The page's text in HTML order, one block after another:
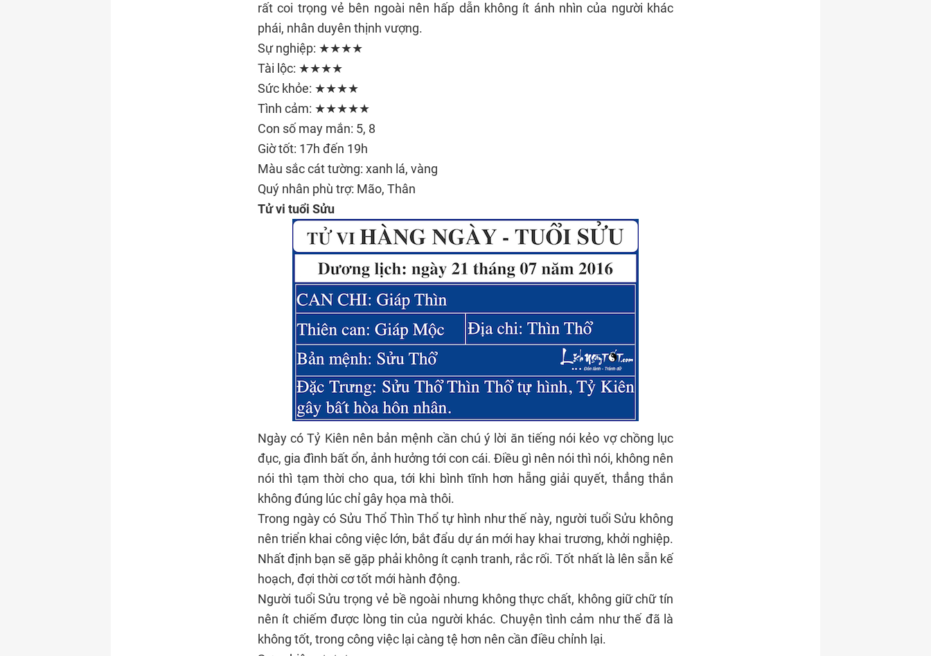
rất coi trọng vẻ bên ngoài nên hấp dẫn không ít ánh nhìn của người khác
phái, nhân duyên thịnh vượng.
Sự nghiệp: ★★★★
Tài lộc: ★★★★
Sức khỏe: ★★★★
Tình cảm: ★★★★★
Con số may mắn: 5, 8
Giờ tốt: 17h đến 19h
Màu sắc cát tường: xanh lá, vàng
Quý nhân phù trợ: Mão, Thân
Tử vi tuổi Sửu
Ngày có Tỷ Kiên nên bản mệnh cần chú ý lời ăn tiếng nói kẻo vợ chồng lục
đục, gia đình bất ổn, ảnh hưởng tới con cái. Điều gì nên nói thì nói, không nên
nói thì tạm thời cho qua, tới khi bình tĩnh hơn hẵng giải quyết, thẳng thắn
không đúng lúc chỉ gây họa mà thôi.
Trong ngày có Sửu Thổ Thìn Thổ tự hình như thế này, người tuổi Sửu không
nên triển khai công việc lớn, bắt đẩu dự án mới hay khai trương, khởi nghiệp.
Nhất định bạn sẽ gặp phải không ít cạnh tranh, rắc rối. Tốt nhất là lên sẵn kế
hoạch, đợi thời cơ tốt mới hành động.
Người tuổi Sửu trọng vẻ bề ngoài nhưng không thực chất, không giữ chữ tín
nên ít chiếm được lòng tin của người khác. Chuyện tình cảm như thế đã là
không tốt, trong công việc lại càng tệ hơn nên cần điều chỉnh lại.